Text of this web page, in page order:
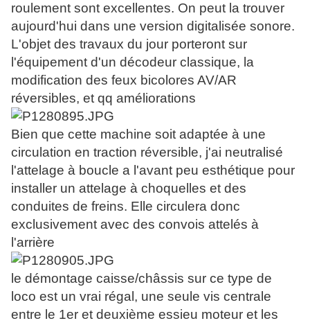
roulement sont excellentes. On peut la trouver
aujourd'hui dans une version digitalisée sonore.
L'objet des travaux du jour porteront sur
l'équipement d'un décodeur classique, la
modification des feux bicolores AV/AR
réversibles, et qq améliorations
Bien que cette machine soit adaptée à une
circulation en traction réversible, j'ai neutralisé
l'attelage à boucle a l'avant peu esthétique pour
installer un attelage à choquelles et des
conduites de freins. Elle circulera donc
exclusivement avec des convois attelés à
l'arrière
le démontage caisse/châssis sur ce type de
loco est un vrai régal, une seule vis centrale
entre le 1er et deuxième essieu moteur et les